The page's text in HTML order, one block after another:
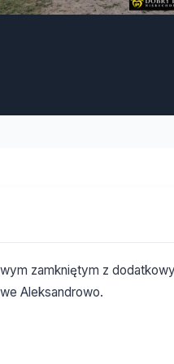
zamkniętym z
Aleksandrowo.